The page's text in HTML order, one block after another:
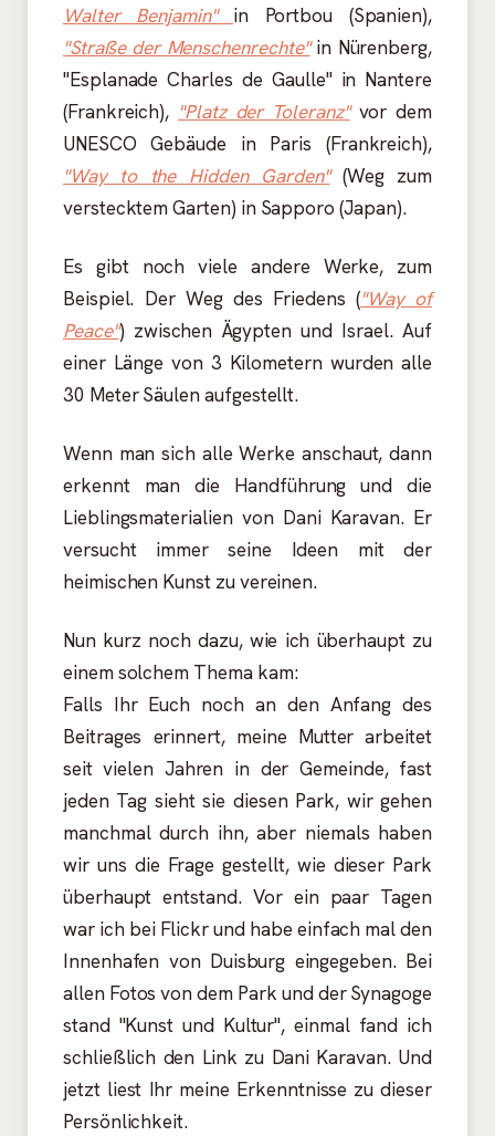
Walter Benjamin" in Portbou (Spanien),
"Straße der Menschenrechte"in Nürenberg,
"Esplanade Charles de Gaulle" in Nantere
(Frankreich), "Platz der Toleranz"vor dem
UNESCO Gebäude in Paris (Frankreich),
"Way to the Hidden Garden"(Weg zum
verstecktem Garten) in Sapporo (Japan).
Es gibt noch viele andere Werke, zum
Beispiel. Der Weg des Friedens ("Way of
Peace") zwischen Ägypten und Israel. Auf
einer Länge von 3 Kilometern wurden alle
30 Meter Säulen aufgestellt.
Wenn man sich alle Werke anschaut, dann
erkennt man die Handführung und die
Lieblingsmaterialien von Dani Karavan. Er
versucht immer seine Ideen mit der
heimischen Kunst zu vereinen.
Nun kurz noch dazu, wie ich überhaupt zu
einem solchem Thema kam:
Falls Ihr Euch noch an den Anfang des
Beitrages erinnert, meine Mutter arbeitet
seit vielen Jahren in der Gemeinde, fast
jeden Tag sieht sie diesen Park, wir gehen
manchmal durch ihn, aber niemals haben
wir uns die Frage gestellt, wie dieser Park
überhaupt entstand. Vor ein paar Tagen
war ich bei Flickr und habe einfach mal den
Innenhafen von Duisburg eingegeben. Bei
allen Fotos von dem Park und der Synagoge
stand "Kunst und Kultur", einmal fand ich
schließlich den Link zu Dani Karavan. Und
jetzt liest Ihr meine Erkenntnisse zu dieser
Persönlichkeit.